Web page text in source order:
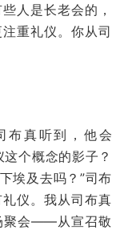
人是长老会的，
重礼仪。你从司
布真听到，他会
个概念的影子？
埃及去吗？”司布
仪。我从司布真
聚会——从宣召敬